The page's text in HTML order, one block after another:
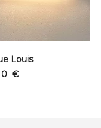
Louis
€